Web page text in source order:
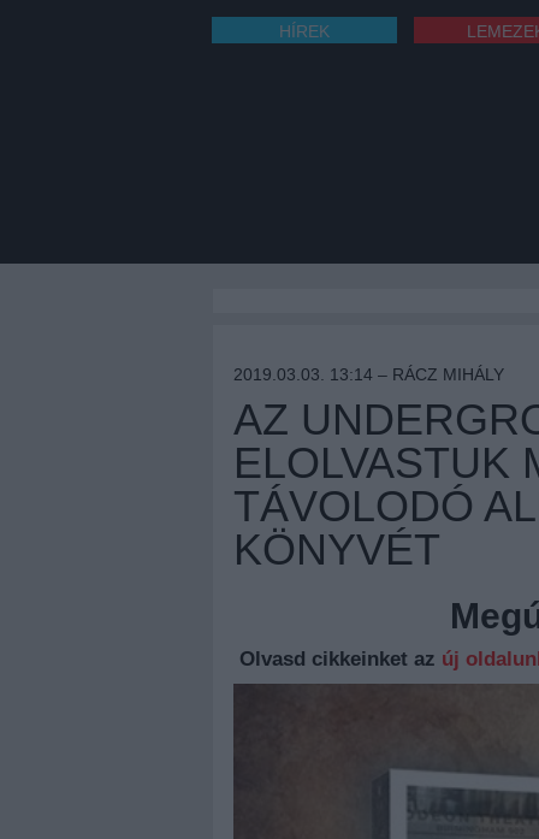
HÍREK
2019.03.03. 13:14 – RÁCZ MIHÁLY
AZ
ELOLVASTUK
TÁVOLODÓ
KÖNYVÉT
Olvasd cikkeinket az új